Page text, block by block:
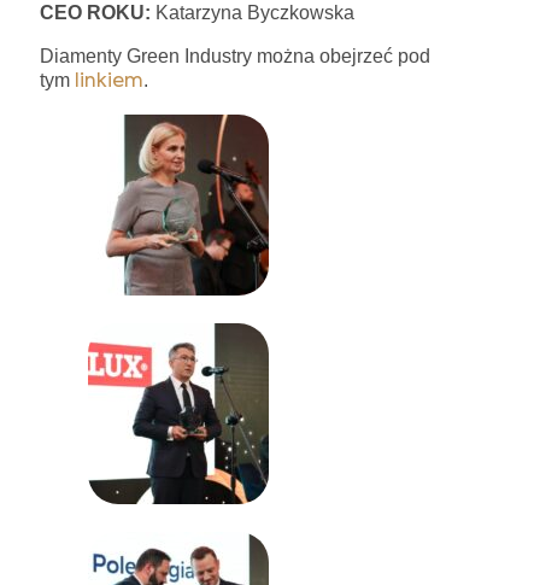
CEO ROKU: Katarzyna Byczkowska
Diamenty Green Industry można obejrzeć pod
tym linkiem.